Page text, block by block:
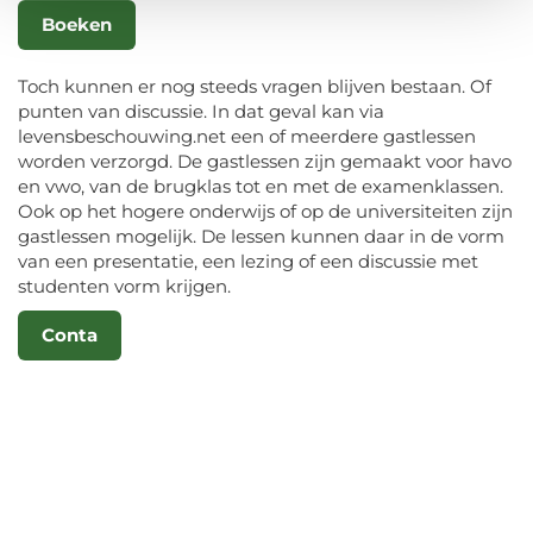
Boeken
Toch kunnen er nog steeds vragen blijven bestaan. Of
punten van discussie. In dat geval kan via
levensbeschouwing.net een of meerdere gastlessen
worden verzorgd. De gastlessen zijn gemaakt voor havo
en vwo, van de brugklas tot en met de examenklassen.
Ook op het hogere onderwijs of op de universiteiten zijn
gastlessen mogelijk. De lessen kunnen daar in de vorm
van een presentatie, een lezing of een discussie met
studenten vorm krijgen.
Conta